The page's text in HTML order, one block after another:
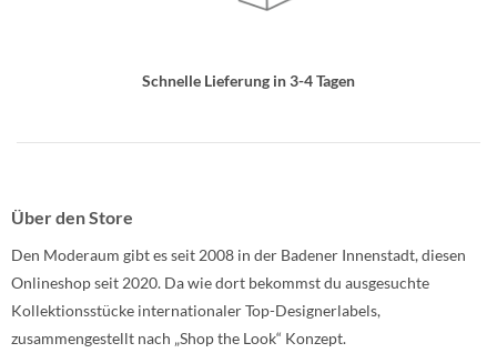
Schnelle Lieferung in 3-4 Tagen
Über den Store
Den Moderaum gibt es seit 2008 in der Badener Innenstadt, diesen
Onlineshop seit 2020. Da wie dort bekommst du ausgesuchte
Kollektionsstücke internationaler Top-Designerlabels,
zusammengestellt nach „Shop the Look“ Konzept.